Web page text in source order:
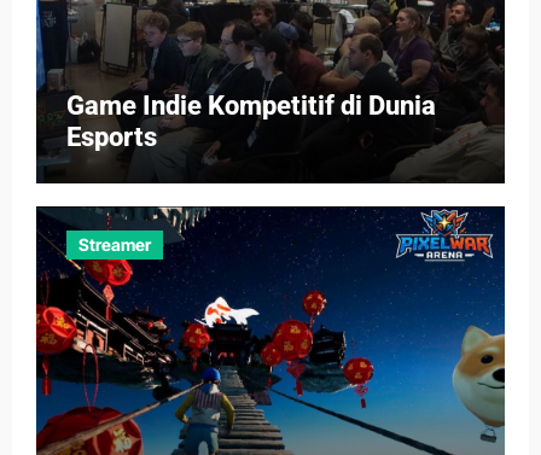
Game Indie Kompetitif di Dunia
Esports
Streamer